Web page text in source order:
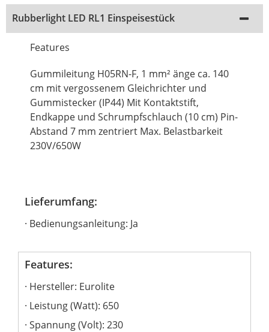
Rubberlight LED RL1 Einspeisestück
Features
Gummileitung H05RN-F, 1 mm² änge ca. 140
cm mit vergossenem Gleichrichter und
Gummistecker (IP44) Mit Kontaktstift,
Endkappe und Schrumpfschlauch (10 cm) Pin-
Abstand 7 mm zentriert Max. Belastbarkeit
230V/650W
Lieferumfang:
Bedienungsanleitung: Ja
Features:
Hersteller: Eurolite
Leistung (Watt): 650
Spannung (Volt): 230